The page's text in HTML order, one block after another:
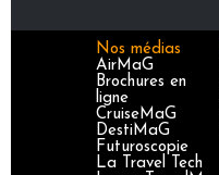
Nos médias
AirMaG
Brochures en
ligne
CruiseMaG
DestiMaG
Futuroscopie
La Travel Tech